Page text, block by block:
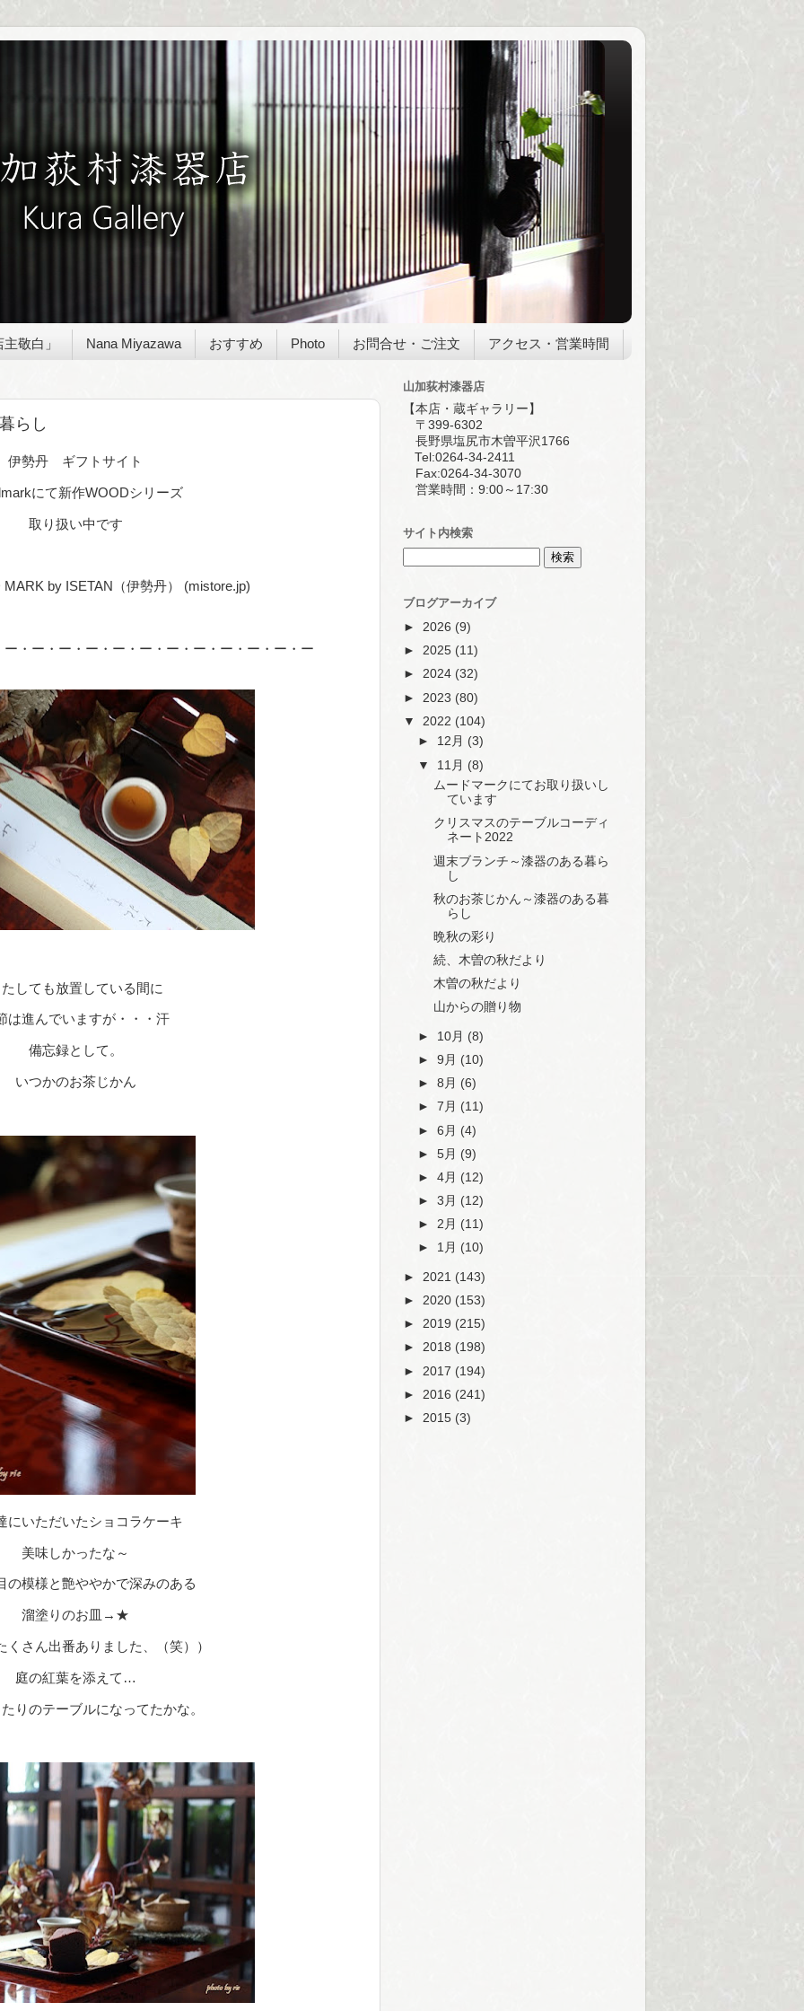
敬白」 Nana Miyazawa おすすめ Photo お問合せ・ご注文 アクセス・営業時間
らし
サイト
にて新作WOODシリーズ
取り扱い中です
by ISETAN（伊勢丹） (mistore.jp)
・ー・ー・ー・ー・ー・ー・ー・ー・ー・ー・ー
しても放置している間に
は進んでいますが・・・汗
備忘録として。
いつかのお茶じかん
にいただいたショコラケーキ
美味しかったな～
の模様と艶ややかで深みのある
溜塗りのお皿→★
くさん出番ありました、（笑））
庭の紅葉を添えて…
りのテーブルになってたかな。
山加荻村漆器店
【本店・蔵ギャラリー】
〒399-6302
長野県塩尻市木曽平沢1766
Tel:0264-34-2411
Fax:0264-34-3070
営業時間：9:00～17:30
サイト内検索
ブログアーカイブ
► 2026 (9)
► 2025 (11)
► 2024 (32)
► 2023 (80)
▼ 2022 (104)
► 12月 (3)
▼ 11月 (8)
ムードマークにてお取り扱いし
ています
クリスマスのテーブルコーディ
ネート2022
週末ブランチ～漆器のある暮ら
し
秋のお茶じかん～漆器のある暮
らし
晩秋の彩り
続、木曽の秋だより
木曽の秋だより
山からの贈り物
► 10月 (8)
►9月 (10)
►8月 (6)
►7月 (11)
►6月 (4)
►5月 (9)
►4月 (12)
►3月 (12)
►2月 (11)
► 1月 (10)
► 2021 (143)
► 2020 (153)
► 2019 (215)
► 2018 (198)
► 2017 (194)
► 2016 (241)
► 2015 (3)